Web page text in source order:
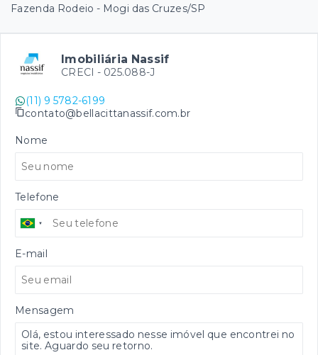
Fazenda Rodeio - Mogi das Cruzes/SP
Imobiliária Nassif
CRECI - 025.088-J
(11) 9 5782-6199
contato@bellacittanassif.com.br
Nome
Telefone
E-mail
Mensagem